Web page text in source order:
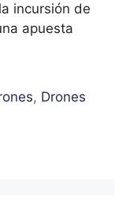
incursión de
apuesta
, Drones